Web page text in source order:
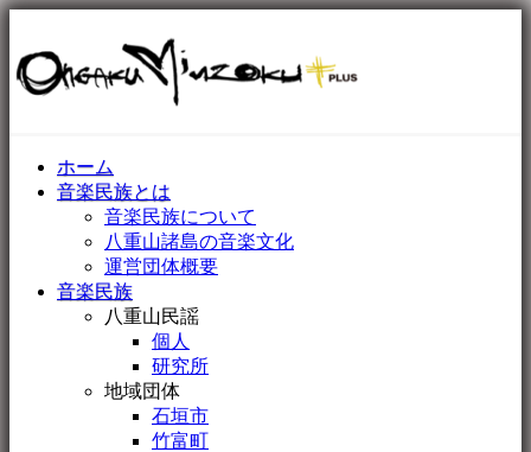
ホーム
音楽民族とは
音楽民族について
八重山諸島の音楽文化
運営団体概要
音楽民族
八重山民謡
個人
研究所
地域団体
石垣市
竹富町